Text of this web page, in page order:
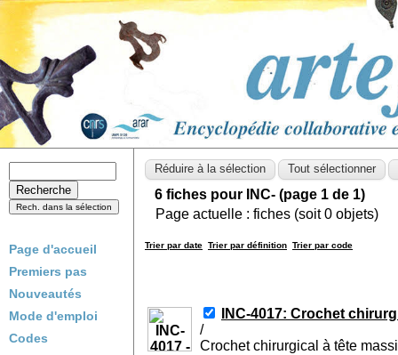
Page d'accueil
Premiers pas
Nouveautés
Mode d'emploi
Codes
6 fiches pour INC- (page 1 de 1)
Page actuelle : fiches (soit0 objets)
Trier par date Trier par définition Trier par code
INC-4017: Crochet
/
Crochet chirurgical à tête